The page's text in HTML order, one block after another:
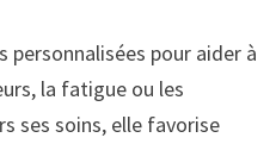
personnalisées pour aider à
la fatigue ou les
ses soins, elle favorise